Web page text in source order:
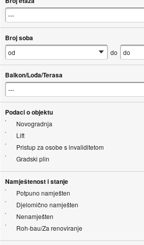
Broj soba
do
Balkon/Lođa/Terasa
Podaci o objektu
Novogradnja
Lift
Pristup za osobe s invaliditetom
Gradski plin
Namještenost i stanje
Potpuno namješten
Djelomično namješten
Nenamješten
Roh-bau/Za renoviranje